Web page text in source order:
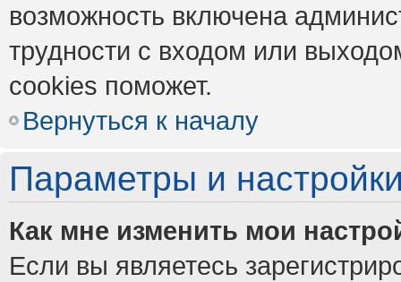
возможность включена
трудности с входом или
cookies поможет.
Вернуться к началу
Параметры и
Как мне изменить мои
Если вы являетесь